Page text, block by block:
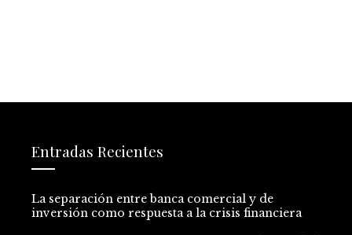
Entradas Recientes
La separación entre banca comercial y de
inversión como respuesta a la crisis financiera